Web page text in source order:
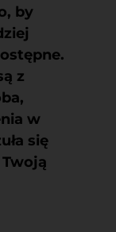
by
z
w
się